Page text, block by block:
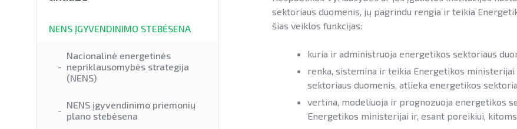
NENS ĮGYVENDINIMO STEBĖSENA
Nacionalinė energetinės
nepriklausomybės strategija
(NENS)
NENS įgyvendinimo priemonių
plano stebėsena
sektoriaus duomenis, jų pagrindu rengia ir teikia
šias veiklos funkcijas:
kuria ir administruoja energetikos sektoriaus
renka, sistemina ir teikia Energetikos
sektoriaus duomenis, atlieka energetikos
vertina, modeliuoja ir prognozuoja energetikos
Energetikos ministerijai ir, esant poreikiui,